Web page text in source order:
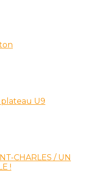
U9
CHARLES / UN
!